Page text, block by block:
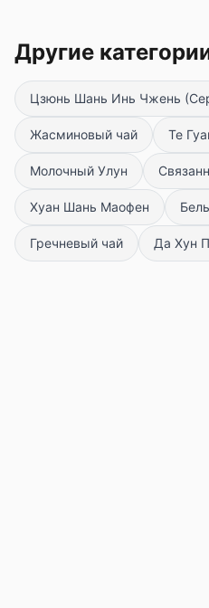
Другие
Цзюнь Шань Инь Чжень
Жасминовый чай Те
Молочный Улун
Хуан Шань Маофен
Гречневый чай Да Хун